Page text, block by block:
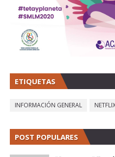
ETIQUETAS
INFORMACIÓN GENERAL
POST POPULARES